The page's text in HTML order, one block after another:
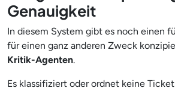
Genauigkeit
In diesem System gibt es noch einen
für einen ganz anderen Zweck
Kritik-Agenten.
Es klassifiziert oder ordnet keine